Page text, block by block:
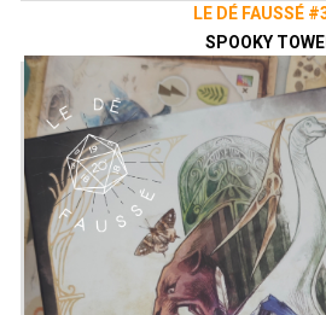
LE DÉ FAUSSÉ
SPOOKY